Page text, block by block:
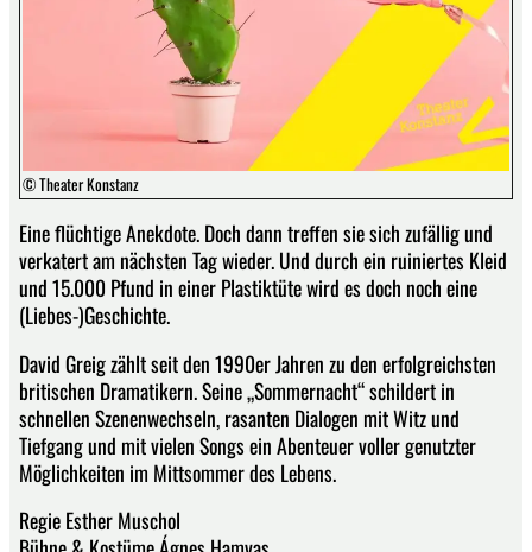
© Theater Konstanz
Eine flüchtige Anekdote. Doch dann treffen sie sich zufällig und
verkatert am nächsten Tag wieder. Und durch ein ruiniertes Kleid
und 15.000 Pfund in einer Plastiktüte wird es doch noch eine
(Liebes-)Geschichte.
David Greig zählt seit den 1990er Jahren zu den erfolgreichsten
britischen Dramatikern. Seine „Sommernacht“ schildert in
schnellen Szenenwechseln, rasanten Dialogen mit Witz und
Tiefgang und mit vielen Songs ein Abenteuer voller genutzter
Möglichkeiten im Mittsommer des Lebens.
Regie Esther Muschol